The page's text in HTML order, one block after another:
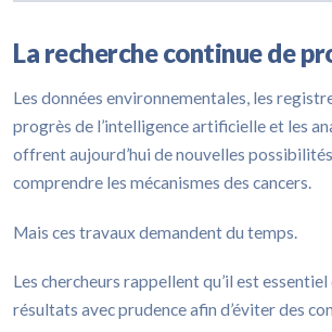
La recherche continue de
Les données environnementales, les
progrès de l’intelligence artificielle et les
offrent aujourd’hui de nouvelles
comprendre les mécanismes des cancers.
Mais ces travaux demandent du temps.
Les chercheurs rappellent qu’il est
résultats avec prudence afin d’éviter des